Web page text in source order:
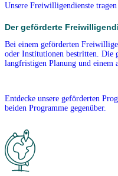
Unsere Freiwilligendienste
Der geförderte
Bei einem geförderten
oder Institutionen bestritten. Die
langfristigen Planung und einem
Entdecke unsere geförderten
beiden Programme gegenüber.